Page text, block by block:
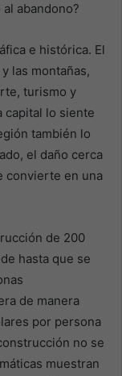
abandono?
e histórica. El
las montañas,
turismo y
capital lo siente
también lo
el daño cerca
convierte en una
de 200
hasta que se
de manera
por persona
no se
muestran